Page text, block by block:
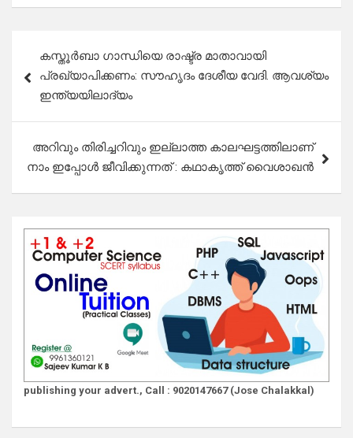
navigation
കസ്തൂർബാ ഗാന്ധിയെ രാഷ്ട്ര മാതാവായി
പ്രഖ്യാപിക്കണം: സൗഹൃദം ദേശീയ വേദി. ആവശ്യം
ഇന്ത്യയിലാദ്യം
അറിവും തിരിച്ചറിവും ഇല്ലാത്ത കാലഘട്ടത്തിലാണ്
നാം ഇപ്പോൾ ജീവിക്കുന്നത് : കഥാകൃത്ത് വൈശാഖൻ
publishing your advert., Call : 9020147667 (Jose Chalakkal)